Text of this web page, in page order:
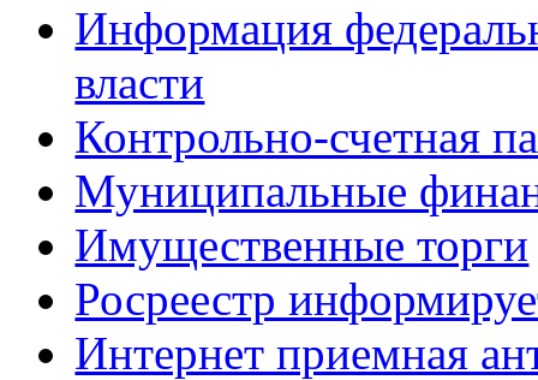
Информация
власти
Контрольно-счетная
Муниципальные
Имущественные торги
Росреестр
Интернет приемная